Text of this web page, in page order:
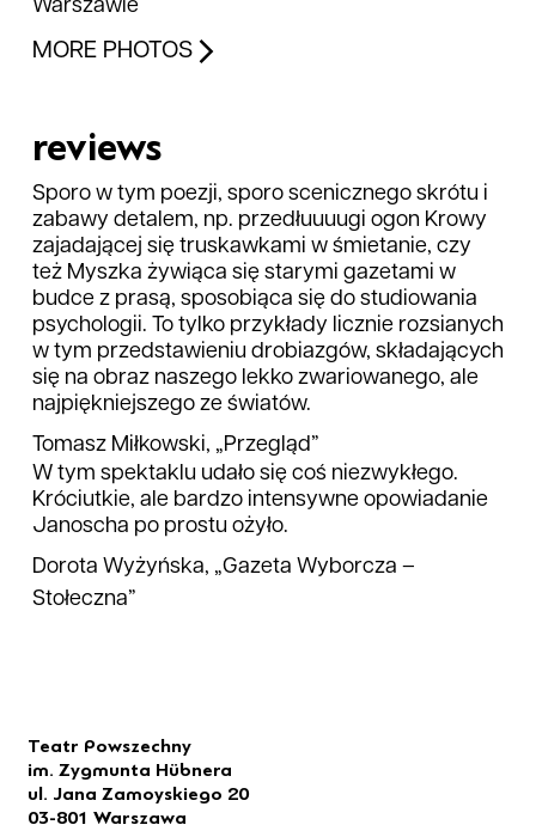
Warszawie
MORE PHOTOS
reviews
Sporo w tym poezji, sporo scenicznego skrótu i
zabawy detalem, np. przedłuuuugi ogon Krowy
zajadającej się truskawkami w śmietanie, czy
też Myszka żywiąca się starymi gazetami w
budce z prasą, sposobiąca się do studiowania
psychologii. To tylko przykłady licznie rozsianych
w tym przedstawieniu drobiazgów, składających
się na obraz naszego lekko zwariowanego, ale
najpiękniejszego ze światów.
Tomasz Miłkowski, „Przegląd”
W tym spektaklu udało się coś niezwykłego.
Króciutkie, ale bardzo intensywne opowiadanie
Janoscha po prostu ożyło.
Dorota Wyżyńska, „Gazeta Wyborcza –
Stołeczna”
Teatr Powszechny
im. Zygmunta Hübnera
ul. Jana Zamoyskiego 20
03-801 Warszawa